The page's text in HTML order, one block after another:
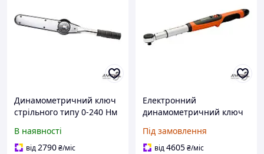
Динамометричний ключ
стрільного типу 0-240 Нм
В наявності
від2790₴/міс
Електронний
динамометричний ключ
340
Під замовлення
від4605₴/міс